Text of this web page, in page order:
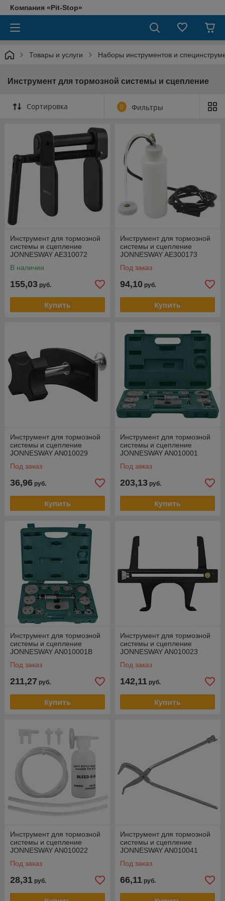
Компания «Pit-Stop»
Товары и услуги Наборы инструментов и
Инструмент для тормозной системы и сцепление
Сортировка 0 Фильтры
Инструмент для тормозной
системы и сцепление
JONNESWAY AE310072
В наличии
155,03 руб.
Купить
Инструмент для тормозной
системы и сцепление
JONNESWAY AE300173
Под заказ
94,10 руб.
Купить
Инструмент для тормозной
системы и сцепление
JONNESWAY AN010029
Под заказ
36,96 руб.
Купить
Инструмент для тормозной
системы и сцепление
JONNESWAY AN010001
Под заказ
203,13 руб.
Купить
Инструмент для тормозной
системы и сцепление
JONNESWAY AN010001B
Под заказ
211,27 руб.
Купить
Инструмент для тормозной
системы и сцепление
JONNESWAY AN010023
Под заказ
142,11 руб.
Купить
Инструмент для тормозной
системы и сцепление
JONNESWAY AN010022
Под заказ
28,31 руб.
Инструмент для тормозной
системы и сцепление
JONNESWAY AN010041
Под заказ
66,11 руб.